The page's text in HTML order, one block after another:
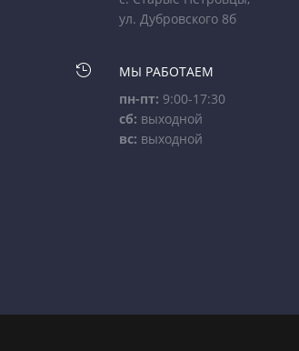
ул. Дубровского 8б

МЫ РАБОТАЕМ
пн-пт: 9:00-17:30
сб: выходной
вс: выходной